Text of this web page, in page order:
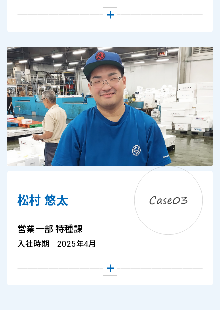
松村 悠太
営業一部 特種課
入社時期 2025年4月